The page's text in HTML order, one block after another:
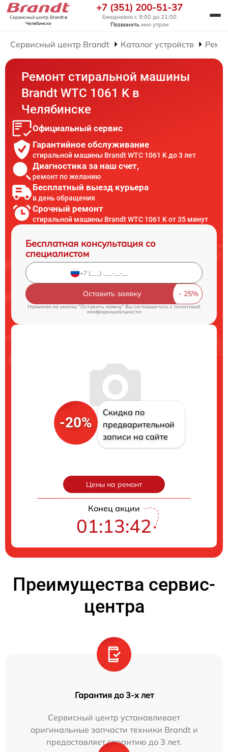
Сервисный центр Brandtв
Челябинске
+7 (351) 200-51-37
Ежедневно с 9:00 до 21:00
Позвонить мне утром
Сервисный центр Brandt Каталог устройств
Ремонт стиральной машины
Brandt WTC 1061 K в
Челябинске
Официальный сервис
Гарантийное обслуживание
стиральной машины Brandt WTC 1061 K до 3 лет
Диагностика за наш счет,
ремонт по желанию
Бесплатный выезд курьера
в день обращения
Срочный ремонт
стиральной машины Brandt WTC 1061 K от 35 минут
Бесплатная консультация со
специалистом
Оставить заявку
Нажимая на кнопку "Оставить заявку" Вы соглашаетесь cполитикой
конфиденциальности
-20%
Скидка по
предварительной
записи на сайте
Цены на ремонт
Конец акции
01:13:41
Преимущества сервис-
центра
Гарантия до 3-х лет
Сервисный центр устанавливает
оригинальные запчасти техники Brandt и
предоставляет гарантию до 3 лет.